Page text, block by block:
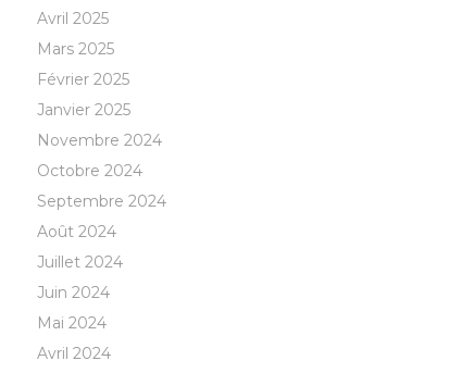
Avril 2025
Mars 2025
Février 2025
Janvier 2025
Novembre 2024
Octobre 2024
Septembre 2024
Août 2024
Juillet 2024
Juin 2024
Mai 2024
Avril 2024